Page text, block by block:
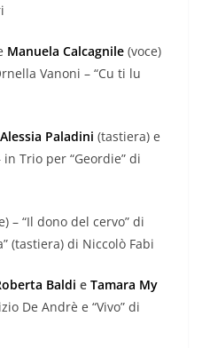
Manuela Calcagnile (voce)
Vanoni – “Cu ti lu
Alessia Paladini (tastiera) e
in Trio per “Geordie” di
– “Il dono del cervo” di
(tastiera) di Niccolò Fabi
Baldi e Tamara My
De Andrè e “Vivo” di